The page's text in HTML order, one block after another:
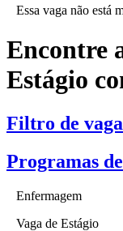
Essa vaga não está
Encontre
Estágio
Filtro de
Programas
Enfermagem
Vaga de Estágio